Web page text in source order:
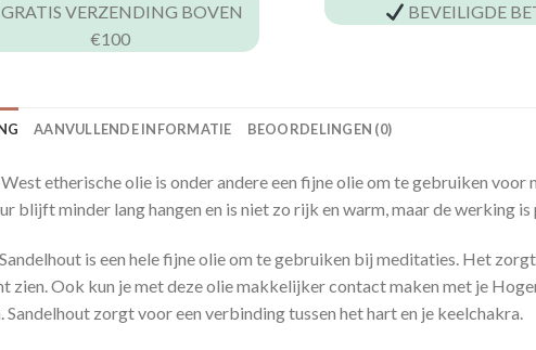
GRATIS VERZENDING BOVEN
€100
BEVEILIGDE
AANVULLENDE INFORMATIE BEOORDELINGEN (0)
etherische olie is onder andere een fijne olie om te gebruiken
blijft minder lang hangen en is niet zo rijk en warm, maar de werking is
Sandelhout is een hele fijne olie om te gebruiken bij meditaties. Het
zien. Ook kun je met deze olie makkelijker contact maken met je
Sandelhout zorgt voor een verbinding tussen het hart en je keelchakra.